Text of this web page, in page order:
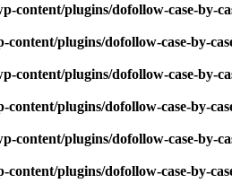
content/plugins/dofollow-case-by-
plugins/dofollow-case-by-
content/plugins/dofollow-case-by-
plugins/dofollow-case-by-
content/plugins/dofollow-case-by-
plugins/dofollow-case-by-